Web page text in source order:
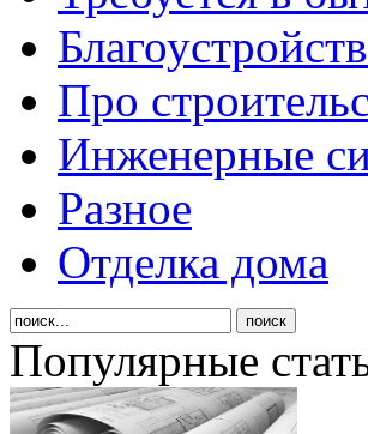
Про
Инженерные
Разное
Отделка дома
Популярные